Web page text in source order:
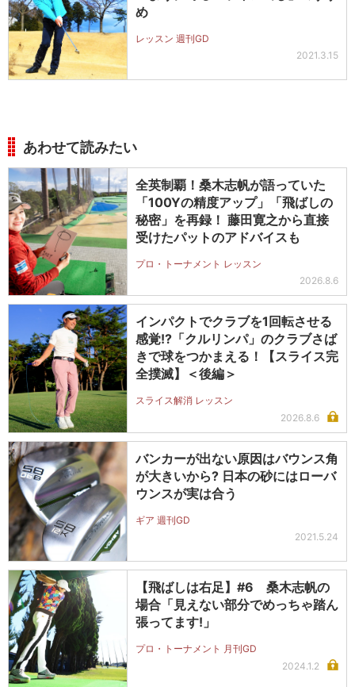
め
レッスン 週刊GD
2021.3.15
あわせて読みたい
全英制覇！桑木志帆が語っていた
「100Yの精度アップ」「飛ばしの
秘密」を再録！ 藤田寛之から直接
受けたパットのアドバイスも
プロ・トーナメント レッスン
2026.8.6
インパクトでクラブを1回転させる
感覚!?「クルリンパ」のクラブさば
きで球をつかまえる！【スライス完
全撲滅】＜後編＞
スライス解消 レッスン
2026.8.6
バンカーが出ない原因はバウンス角
が大きいから? 日本の砂にはローバ
ウンスが実は合う
ギア 週刊GD
2021.5.24
【飛ばしは右足】#6 桑木志帆の
場合「見えない部分でめっちゃ踏ん
張ってます!」
プロ・トーナメント 月刊GD
2024.1.2